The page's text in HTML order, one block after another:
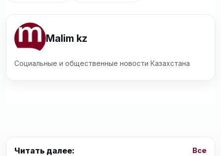
Malim kz
Социальные и общественные новости Казахстана
Читать далее: Все